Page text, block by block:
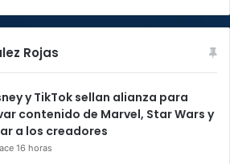
Rojas
y TikTok sellan alianza para
contenido de Marvel, Star Wars y
a los creadores
16 horas